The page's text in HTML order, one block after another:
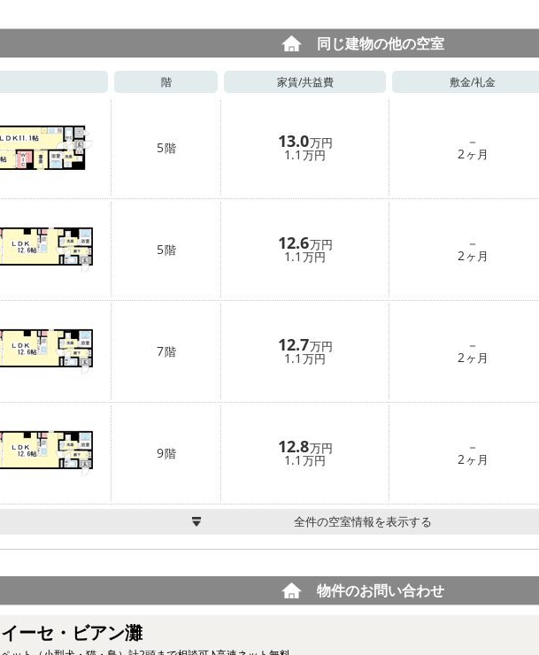
同じ建物の他の空室
階 家賃/共益費 敷金/礼金
5階 13.0万円
1.1 万円
－
2ヶ月
5階 12.6万円
1.1 万円
－
2ヶ月
7階 12.7万円
1.1 万円
－
2ヶ月
9階 12.8万円
1.1 万円
－
2ヶ月
全件の空室情報を表示する
物件のお問い合わせ
イーセ・ビアン灘